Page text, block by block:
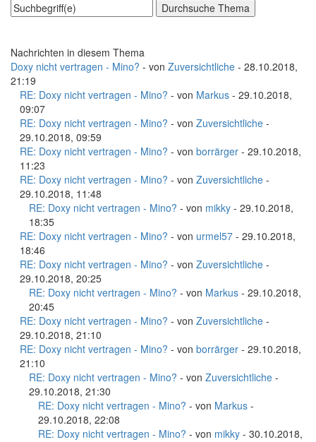
Nachrichten in diesem Thema
Doxy nicht vertragen - Mino? - von Zuversichtliche - 28.10.2018,
21:19
RE: Doxy nicht vertragen - Mino? - von Markus - 29.10.2018,
09:07
RE: Doxy nicht vertragen - Mino? - von Zuversichtliche -
29.10.2018, 09:59
RE: Doxy nicht vertragen - Mino? - von borrärger - 29.10.2018,
11:23
RE: Doxy nicht vertragen - Mino? - von Zuversichtliche -
29.10.2018, 11:48
RE: Doxy nicht vertragen - Mino? - von mikky - 29.10.2018,
18:35
RE: Doxy nicht vertragen - Mino? - von urmel57 - 29.10.2018,
18:46
RE: Doxy nicht vertragen - Mino? - von Zuversichtliche -
29.10.2018, 20:25
RE: Doxy nicht vertragen - Mino? - von Markus - 29.10.2018,
20:45
RE: Doxy nicht vertragen - Mino? - von Zuversichtliche -
29.10.2018, 21:10
RE: Doxy nicht vertragen - Mino? - von borrärger - 29.10.2018,
21:10
RE: Doxy nicht vertragen - Mino? - von Zuversichtliche -
29.10.2018, 21:30
RE: Doxy nicht vertragen - Mino? - von Markus -
29.10.2018, 22:08
RE: Doxy nicht vertragen - Mino? - von mikky - 30.10.2018,